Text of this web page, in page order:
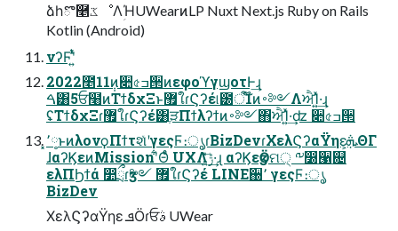
ձһొ࿥ػೳΛؚΉUWearͷLP Nuxt Next.js Ruby on Rails
Kotlin (Android)
νʔϜʹ͍ͭͯ
2022೥11݄ͷ૊৫ߏ੒ͷεφοϓγϣοτͰ͢ɻ
ࠓ͸5ਓ໨ͷΤϯδχΞͱ޿ใɾϚʔέ୲౰ऀ1໊ͷ࠾༻ΛਐΊ͍ͯ·͢ɻ
ʢΤϯδχΞɾ޿ใɾϚʔέ͸ֶੜΠϯλʔϯͷ࠾༻΋ਐΊ͍ͯ·͢ʣ ૊৫ߏ੒
ɺαʔϏεͷMissionʹ͋Θͤͨ UXΛ࣮ݱ͍ͤͯ͞·͢ɻ αʔϏεӡӦମ੍ ༸෰੡଄
ελΠϦϯά ෺ྲྀɾӡ༻ ޿ใɾϚʔέ LINE઀٬ γεςϜ։ൃ
BizDev
ΧελϚʔαΫηε ܦӦɾਓࣄ UWear